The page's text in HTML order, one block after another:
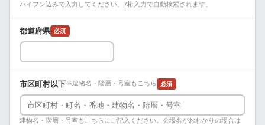
ハイフン込みで入力してください。7桁入力で自動検索されます。
都道府県 必須
市区町村以下※建物名・階層・号室もこちら 必須
建物名・階層・号室もこちらにご記入ください。会場名がおわかりの場合は